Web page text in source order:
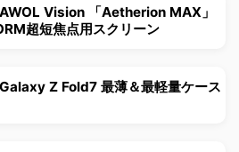
AWOL Vision 「Aetherion MAX」
超短焦点用スクリーン
Galaxy Z Fold7 最薄＆最軽量ケース